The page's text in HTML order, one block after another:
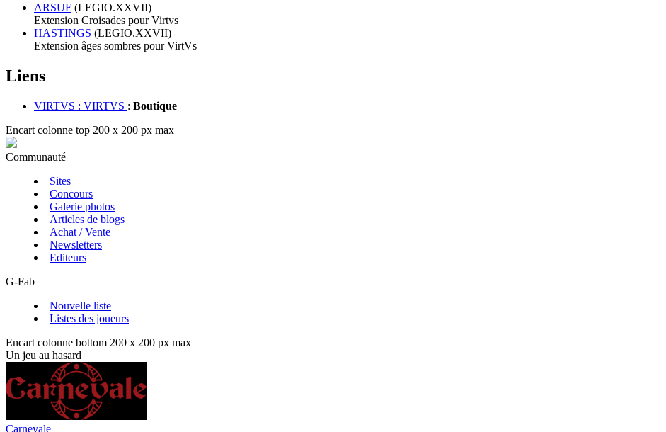
ARSUF (LEGIO.XXVII)
Extension Croisades pour Virtvs
HASTINGS (LEGIO.XXVII)
Extension âges sombres pour VirtVs
Liens
VIRTVS : VIRTVS : Boutique
Encart colonne top 200 x 200 px max
Communauté
Sites
Concours
Galerie photos
Articles de blogs
Achat / Vente
Newsletters
Editeurs
G-Fab
Nouvelle liste
Listes des joueurs
Encart colonne bottom 200 x 200 px max
Un jeu au hasard
Carnevale